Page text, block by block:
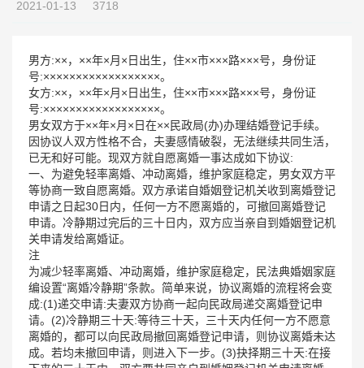
2021-01-13 3718
男方:××，××年×月×日出生，住××市×××路×××号，身份证
号:××××××××××××××××××。
女方:××，××年×月×日出生，住××市×××路×××号，身份证
号:××××××××××××××××××。
男女双方于××年×月×日在××民政局(办)办理结婚登记手续。
因协议人双方性格不合，夫妻感情破裂，无法继续共同生活，
已无和好可能。现双方就自愿离婚一事达成如下协议:
一、为避免轻率离婚、冲动离婚，维护家庭稳定，男女双方平
等协商一致自愿离婚。双方承诺自婚姻登记机关收到离婚登记
申请之日起30日内，任何一方不愿离婚的，可撤回离婚登记
申请。冷静期过完后的三十日内，双方应当亲自到婚姻登记机
关申请发给离婚证。
注
为减少轻率离婚、冲动离婚，维护家庭稳定，民法典婚姻家庭
编设置“离婚冷静期”条款。简单来说，协议离婚的流程将会变
成:(1)递交申请:夫妻双方协商一起向民政局递交离婚登记申
请。(2)冷静期三十天:等待三十天，三十天内任何一方不愿意
离婚的，都可以向民政局撤回离婚登记申请，则协议离婚未达
成。若均未撤回申请，则进入下一步。(3)抉择期三十天:在接